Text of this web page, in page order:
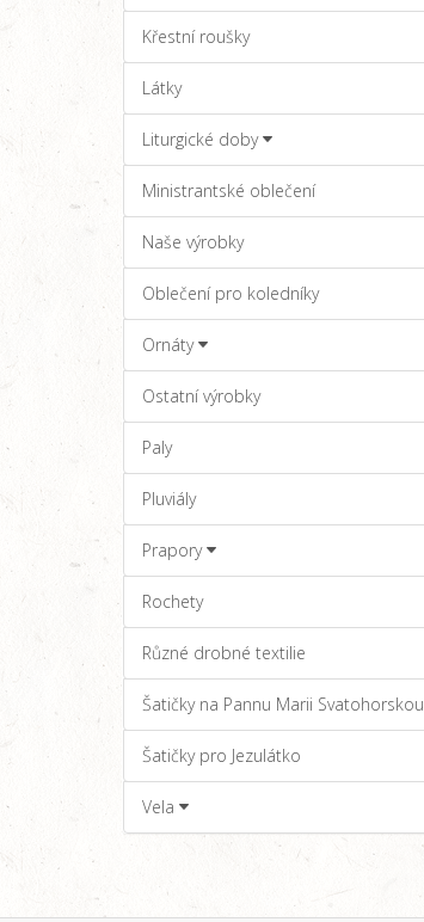
Křestní roušky
Látky
Liturgické doby
Ministrantské oblečení
Naše výrobky
Oblečení pro koledníky
Ornáty
Ostatní výrobky
Paly
Pluviály
Prapory
Rochety
Různé drobné textilie
Šatičky na Pannu Marii Svatohorskou
Šatičky pro Jezulátko
Vela